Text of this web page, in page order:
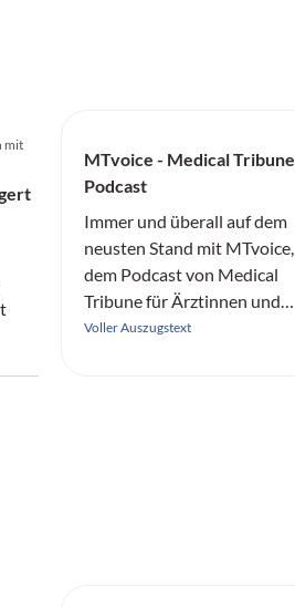
mit
MTvoice - Medical Tribune
Podcast
Immer und überall auf dem
neusten Stand mit MTvoice,
dem Podcast von Medical
Tribune für Ärztinnen und
Ärzte.
Voller Auszugstext